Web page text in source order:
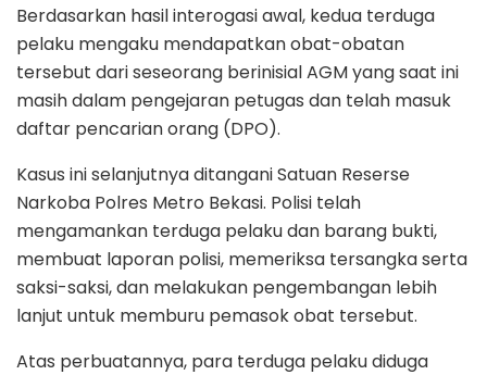
Berdasarkan hasil interogasi awal, kedua terduga
pelaku mengaku mendapatkan obat-obatan
tersebut dari seseorang berinisial AGM yang saat ini
masih dalam pengejaran petugas dan telah masuk
daftar pencarian orang (DPO).
Kasus ini selanjutnya ditangani Satuan Reserse
Narkoba Polres Metro Bekasi. Polisi telah
mengamankan terduga pelaku dan barang bukti,
membuat laporan polisi, memeriksa tersangka serta
saksi-saksi, dan melakukan pengembangan lebih
lanjut untuk memburu pemasok obat tersebut.
Atas perbuatannya, para terduga pelaku diduga